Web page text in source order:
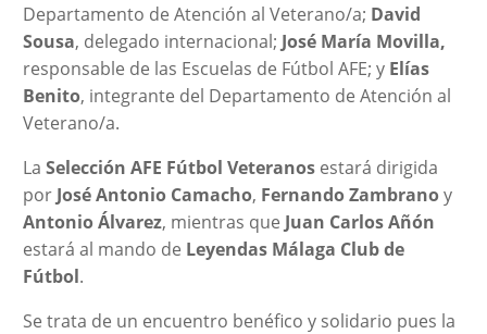
Departamento de Atención al Veterano/a; David
Sousa, delegado internacional; José María Movilla,
responsable de las Escuelas de Fútbol AFE; y Elías
Benito, integrante del Departamento de Atención al
Veterano/a.
La Selección AFE Fútbol Veteranosestará dirigida
por José Antonio Camacho, Fernando Zambranoy
Antonio Álvarez, mientras que Juan Carlos Añón
estará al mando de Leyendas Málaga Club de
Fútbol.
Se trata de un encuentro benéfico y solidario pues la